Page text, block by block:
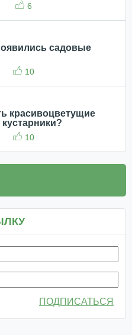
6
садовые
10
красивоцветущие
10
ПОДПИСАТЬСЯ